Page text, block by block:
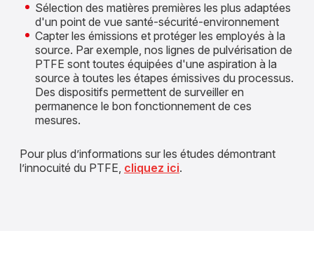
Sélection des matières premières les plus adaptées
d'un point de vue santé-sécurité-environnement
Capter les émissions et protéger les employés à la
source. Par exemple, nos lignes de pulvérisation de
PTFE sont toutes équipées d'une aspiration à la
source à toutes les étapes émissives du processus.
Des dispositifs permettent de surveiller en
permanence le bon fonctionnement de ces
mesures.
Pour plus d’informations sur les études démontrant
l’innocuité du PTFE, cliquez ici.